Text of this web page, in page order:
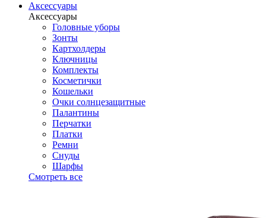
Аксессуары
Аксессуары
Головные уборы
Зонты
Картхолдеры
Ключницы
Комплекты
Косметички
Кошельки
Очки солнцезащитные
Палантины
Перчатки
Платки
Ремни
Снуды
Шарфы
Смотреть все